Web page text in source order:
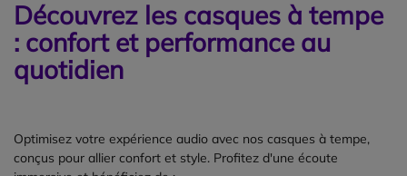
Découvrez les casques à tempe
: confort et performance au
quotidien
Optimisez votre expérience audio avec nos casques à tempe,
conçus pour allier confort et style. Profitez d'une écoute